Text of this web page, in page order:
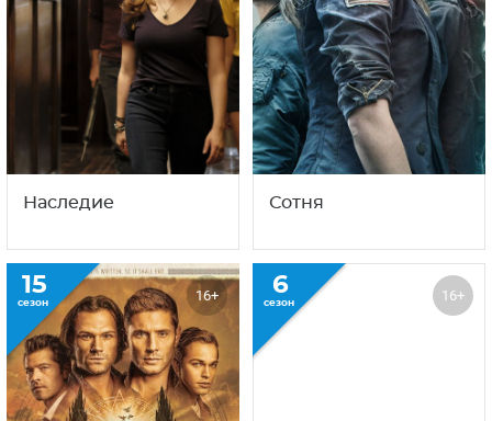
Наследие Сотня
15
сезон 16+ 6
сезон 16+